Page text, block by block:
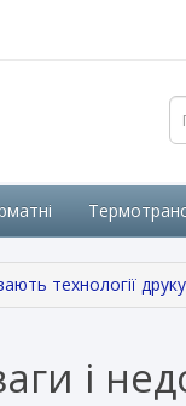
технології друку
і